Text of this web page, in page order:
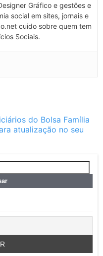
Gráfico e gestões e
social em sites, jornais e
cuido sobre quem tem
Sociais.
do Bolsa Família
atualização no seu